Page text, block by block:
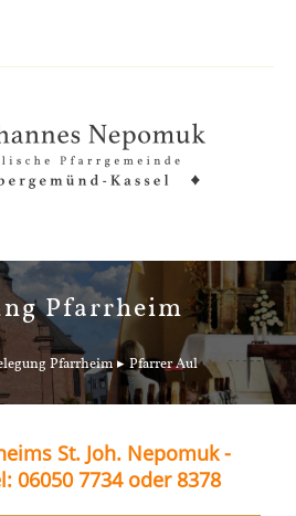
Pfarrheim
Pfarrheim Pfarrer Aul
St. Joh. Nepomuk -
06050 7734 oder 8378